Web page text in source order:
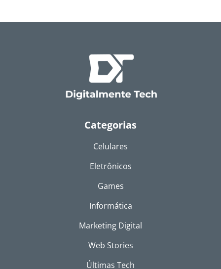
Categorias
Celulares
Eletrônicos
Games
Informática
Marketing Digital
Web Stories
Últimas Tech